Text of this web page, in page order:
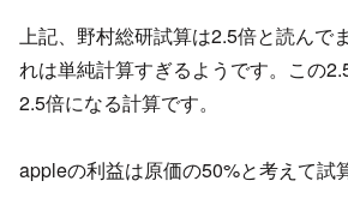
上記、野村総研試算は2.5倍と読んで
れは単純計算すぎるようです。この
2.5倍になる計算です。
appleの利益は原価の50%と考えて試